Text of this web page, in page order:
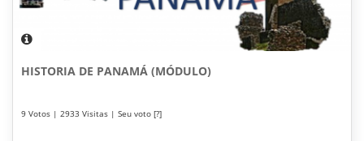
HISTORIA DE PANAMÁ (MÓDULO)
9 Votos | 2933 Visitas | Seu voto [?]